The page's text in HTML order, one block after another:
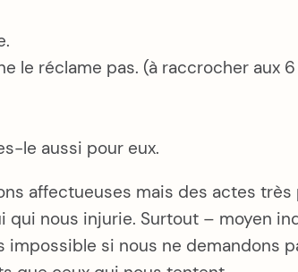
le réclame pas. (à raccrocher aux
le aussi pour eux.
affectueuses mais des actes
nous injurie. Surtout – moyen
si nous ne demandons